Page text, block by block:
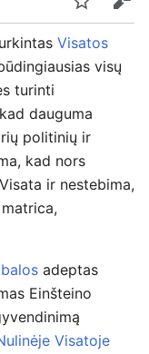
Stebėti
Keisti
Visatos
visų
turinti
dauguma
politinių ir
kad nors
ir nestebima,
adeptas
Einšteino
Visatoje